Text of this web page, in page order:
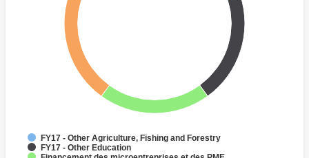
FY17 - Other Agriculture, Fishing and Forestry
FY17 - Other Education